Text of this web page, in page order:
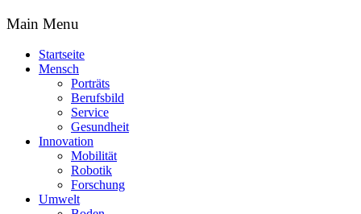
Main Menu
Startseite
Mensch
Porträts
Berufsbild
Service
Gesundheit
Innovation
Mobilität
Robotik
Forschung
Umwelt